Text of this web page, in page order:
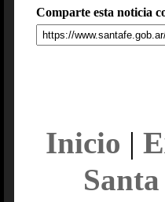
Comparte esta noticia
Inicio |